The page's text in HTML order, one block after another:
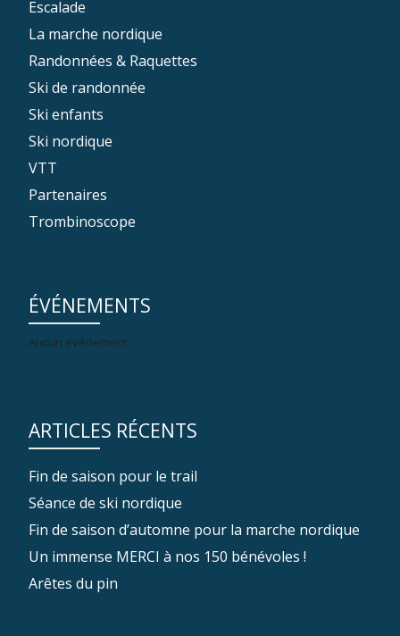
Escalade
La marche nordique
Randonnées & Raquettes
Ski de randonnée
Ski enfants
Ski nordique
VTT
Partenaires
Trombinoscope
ÉVÉNEMENTS
Aucun événement
ARTICLES RÉCENTS
Fin de saison pour le trail
Séance de ski nordique
Fin de saison d’automne pour la marche nordique
Un immense MERCI à nos 150 bénévoles !
Arêtes du pin